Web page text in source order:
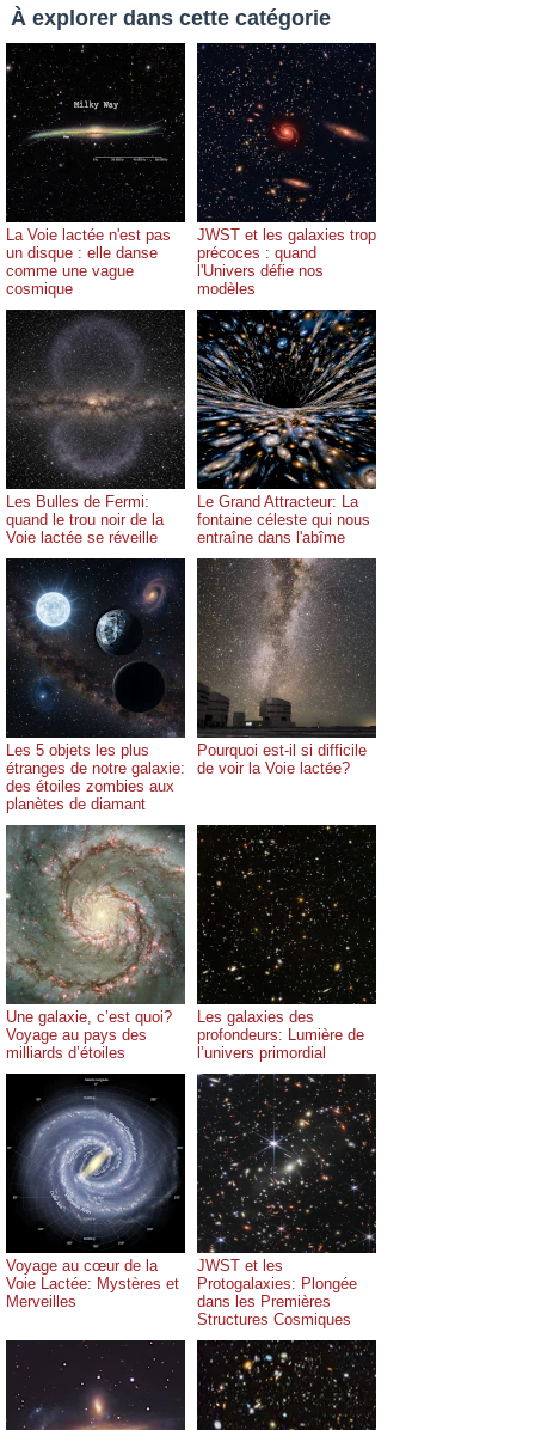
À explorer dans cette catégorie
La Voie lactée n'est pas
un disque : elle danse
comme une vague
cosmique
JWST et les galaxies trop
précoces : quand
l'Univers défie nos
modèles
Les Bulles de Fermi:
quand le trou noir de la
Voie lactée se réveille
Le Grand Attracteur: La
fontaine céleste qui nous
entraîne dans l'abîme
Les 5 objets les plus
étranges de notre galaxie:
des étoiles zombies aux
planètes de diamant
Pourquoi est-il si difficile
de voir la Voie lactée?
Une galaxie, c’est quoi?
Voyage au pays des
milliards d’étoiles
Les galaxies des
profondeurs: Lumière de
l’univers primordial
Voyage au cœur de la
Voie Lactée: Mystères et
Merveilles
JWST et les
Protogalaxies: Plongée
dans les Premières
Structures Cosmiques